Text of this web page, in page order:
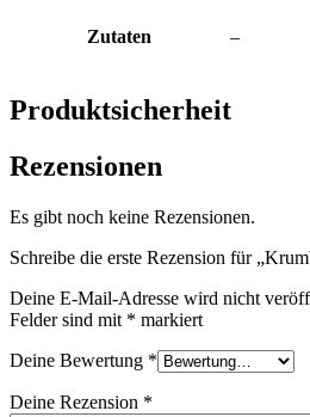
Zutaten –
Produktsicherheit
Rezensionen
Es gibt noch keine Rezensionen.
Schreibe die erste Rezension für
Deine E-Mail-Adresse wird nicht
Felder sind mit * markiert
Deine Bewertung *
Deine Rezension *